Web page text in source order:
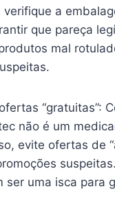
verifique a
que pareça
mal
“gratuitas”:
não é um
evite ofertas de
ser uma isca para